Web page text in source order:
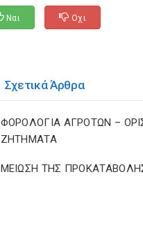
Ναι Οχι
Σχετικά Άρθρα
ΦΟΡΟΛΟΓΙΑ ΑΓΡΟΤΩΝ –
ΖΗΤΗΜΑΤΑ
ΜΕΙΩΣΗ ΤΗΣ